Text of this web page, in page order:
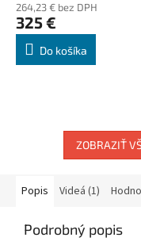
produktu
je
5,0
264,23 € bez DPH
325 €
Do košíka
ZOBRAZIŤ
Popis Videá (1)
Podrobný popis